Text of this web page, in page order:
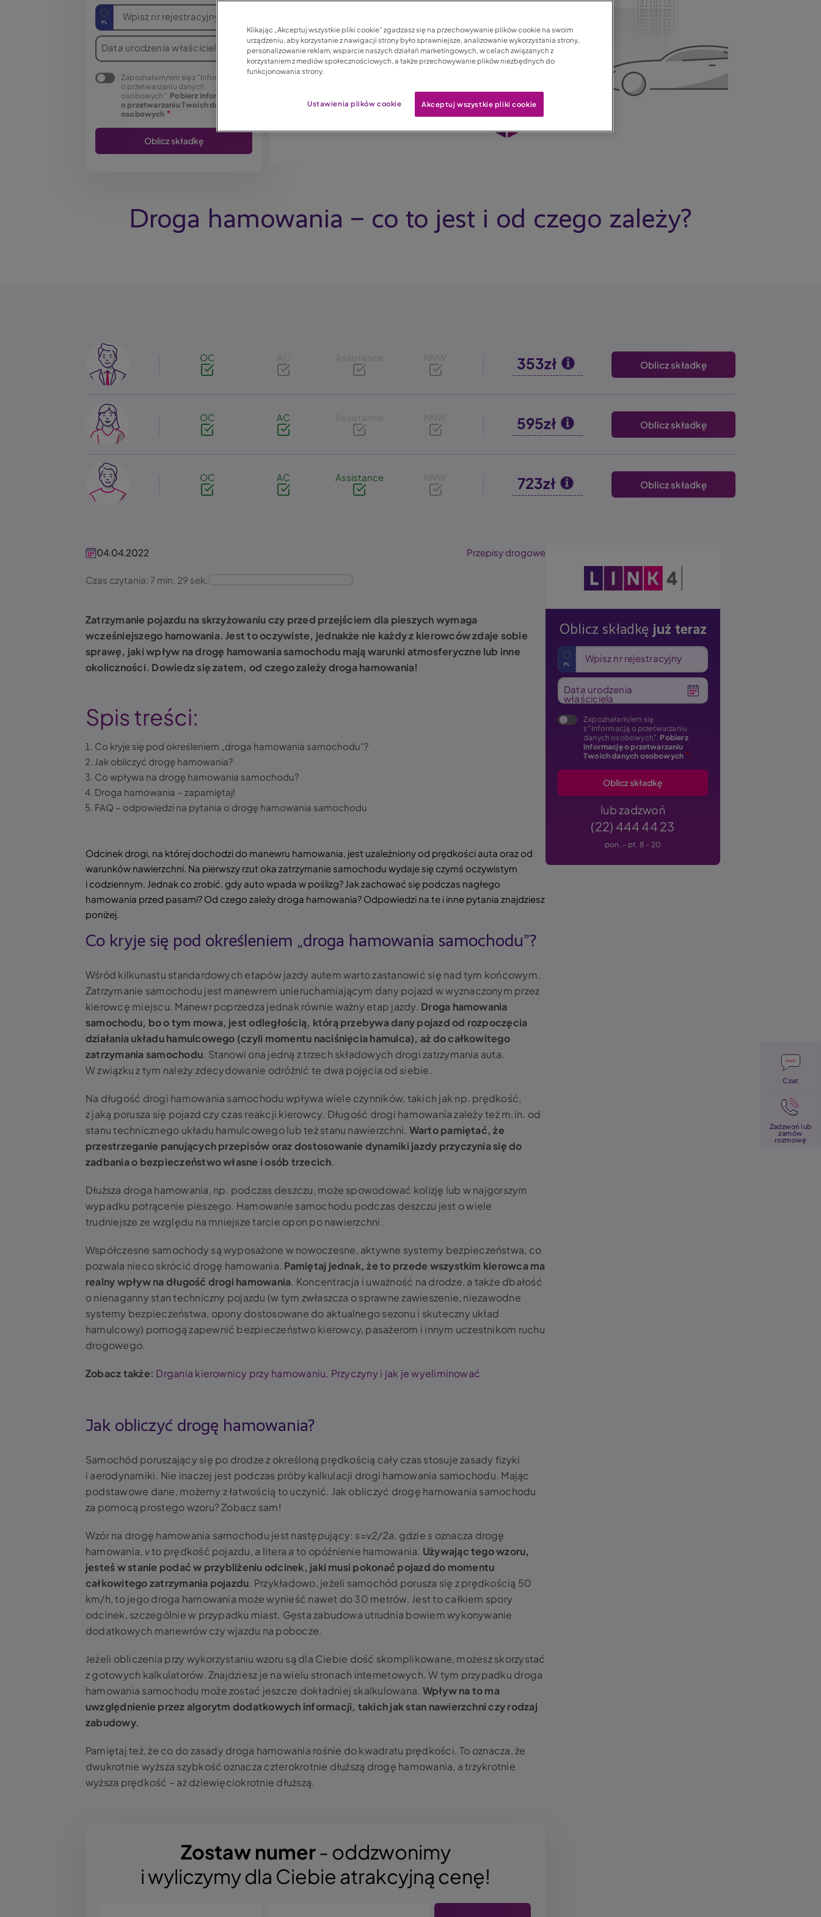
Wpisz nr rejestracyjny
Data urodzenia właściciela
Zapoznałam/em się z "Informacją
o przetwarzaniu danych
osobowych". Pobierz informację
o przetwarzaniu Twoich danych
osobowych
Droga hamowania – co to jest i od czego zależy?
Image
OC AC Assistance NNW 353zł Oblicz składkę
Image
OC AC Assistance NNW 595zł Oblicz składkę
Image
OC AC Assistance NNW 723zł Oblicz składkę
04.04.2022 Przepisy drogowe
Czas czytania: 7 min. 29 sek.
Zatrzymanie pojazdu na skrzyżowaniu czy przed przejściem dla pieszych wymaga
wcześniejszego hamowania. Jest to oczywiste, jednakże nie każdy z kierowców zdaje sobie
sprawę, jaki wpływ na drogę hamowania samochodu mają warunki atmosferyczne lub inne
okoliczności. Dowiedz się zatem, od czego zależy droga hamowania!
Spis treści:
Co kryje się pod określeniem „droga hamowania samochodu”?
Jak obliczyć drogę hamowania?
Co wpływa na drogę hamowania samochodu?
Droga hamowania – zapamiętaj!
FAQ – odpowiedzi na pytania o drogę hamowania samochodu
Odcinek drogi, na której dochodzi do manewru hamowania, jest uzależniony od prędkości auta oraz od
warunków nawierzchni. Na pierwszy rzut oka zatrzymanie samochodu wydaje się czymś oczywistym
i codziennym. Jednak co zrobić, gdy auto wpada w poślizg? Jak zachować się podczas nagłego
hamowania przed pasami? Od czego zależy droga hamowania? Odpowiedzi na te i inne pytania znajdziesz
poniżej.
Co kryje się pod określeniem „droga hamowania samochodu”?
Wśród kilkunastu standardowych etapów jazdy autem warto zastanowić się nad tym końcowym.
Zatrzymanie samochodu jest manewrem unieruchamiającym dany pojazd w wyznaczonym przez
kierowcę miejscu. Manewr poprzedza jednak równie ważny etap jazdy. Droga hamowania
samochodu, bo o tym mowa, jest odległością, którą przebywa dany pojazd od rozpoczęcia
działania układu hamulcowego (czyli momentu naciśnięcia hamulca), aż do całkowitego
zatrzymania samochodu. Stanowi ona jedną z trzech składowych drogi zatrzymania auta.
W związku z tym należy zdecydowanie odróżnić te dwa pojęcia od siebie.
Na długość drogi hamowania samochodu wpływa wiele czynników, takich jak np. prędkość,
z jaką porusza się pojazd czy czas reakcji kierowcy. Długość drogi hamowania zależy też m.in. od
stanu technicznego układu hamulcowego lub też stanu nawierzchni. Warto pamiętać, że
przestrzeganie panujących przepisów oraz dostosowanie dynamiki jazdy przyczynia się do
zadbania o bezpieczeństwo własne i osób trzecich.
Dłuższa droga hamowania, np. podczas deszczu, może spowodować kolizję lub w najgorszym
wypadku potrącenie pieszego. Hamowanie samochodu podczas deszczu jest o wiele
trudniejsze ze względu na mniejsze tarcie opon po nawierzchni.
Współczesne samochody są wyposażone w nowoczesne, aktywne systemy bezpieczeństwa, co
pozwala nieco skrócić drogę hamowania. Pamiętaj jednak, że to przede wszystkim kierowca ma
realny wpływ na długość drogi hamowania. Koncentracja i uważność na drodze, a także dbałość
o nienaganny stan techniczny pojazdu (w tym zwłaszcza o sprawne zawieszenie, niezawodne
systemy bezpieczeństwa, opony dostosowane do aktualnego sezonu i skuteczny układ
hamulcowy) pomogą zapewnić bezpieczeństwo kierowcy, pasażerom i innym uczestnikom ruchu
drogowego.
Zobacz także: Drgania kierownicy przy hamowaniu. Przyczyny i jak je wyeliminować
Jak obliczyć drogę hamowania?
Samochód poruszający się po drodze z określoną prędkością cały czas stosuje zasady fizyki
i aerodynamiki. Nie inaczej jest podczas próby kalkulacji drogi hamowania samochodu. Mając
podstawowe dane, możemy z łatwością to uczynić. Jak obliczyć drogę hamowania samochodu
za pomocą prostego wzoru? Zobacz sam!
Wzór na drogę hamowania samochodu jest następujący:s=v2/2a, gdzies oznacza drogę
hamowania, vto prędkość pojazdu, a literaa to opóźnienie hamowania. Używając tego wzoru,
jesteś w stanie podać w przybliżeniu odcinek, jaki musi pokonać pojazd do momentu
całkowitego zatrzymania pojazdu. Przykładowo, jeżeli samochód porusza się z prędkością 50
km/h, to jego droga hamowania może wynieść nawet do 30 metrów. Jest to całkiem spory
odcinek, szczególnie w przypadku miast. Gęsta zabudowa utrudnia bowiem wykonywanie
dodatkowych manewrów czy wjazdu na pobocze.
Jeżeli obliczenia przy wykorzystaniu wzoru są dla Ciebie dość skomplikowane, możesz skorzystać
z gotowych kalkulatorów. Znajdziesz je na wielu stronach internetowych. W tym przypadku droga
hamowania samochodu może zostać jeszcze dokładniej skalkulowana. Wpływ na to ma
uwzględnienie przez algorytm dodatkowych informacji, takich jak stan nawierzchni czy rodzaj
zabudowy.
Pamiętaj też, że co do zasady droga hamowania rośnie do kwadratu prędkości. To oznacza, że
dwukrotnie wyższa szybkość oznacza czterokrotnie dłuższą drogę hamowania, a trzykrotnie
wyższa prędkość – aż dziewięciokrotnie dłuższą.
Zostaw numer- oddzwonimy
i wyliczymy dla Ciebie atrakcyjną cenę!
Obraz
Oblicz składkę już teraz
Wpisz nr rejestracyjny
Data urodzenia
właściciela
Zapoznałam/em się
z "Informacją o przetwarzaniu
danych osobowych". Pobierz
informację o przetwarzaniu
Twoich danych osobowych
lub zadzwoń
(22) 444 44 23
pon. - pt. 8 - 20
Czat
Zadzwoń lub
zamów
rozmowę
Klikając „Akceptuj wszystkie pliki cookie” zgadzasz się na przechowywanie plików cookie na swoim
urządzeniu, aby korzystanie z nawigacji strony było sprawniejsze, analizowanie wykorzystania strony,
personalizowanie reklam, wsparcie naszych działań marketingowych, w celach związanych z
korzystaniem z mediów społecznościowych, a także przechowywanie plików niezbędnych do
funkcjonowania strony.
Ustawienia plików cookie Akceptuj wszystkie pliki cookie